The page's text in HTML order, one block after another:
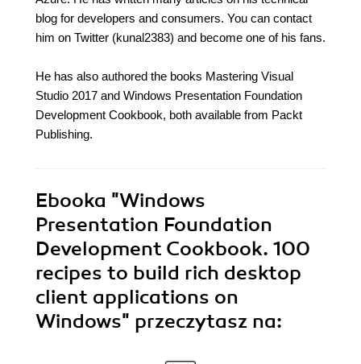
blog for developers and consumers. You can contact
him on Twitter (kunal2383) and become one of his fans.
He has also authored the books Mastering Visual
Studio 2017 and Windows Presentation Foundation
Development Cookbook, both available from Packt
Publishing.
Ebooka "Windows
Presentation Foundation
Development Cookbook. 100
recipes to build rich desktop
client applications on
Windows" przeczytasz na: